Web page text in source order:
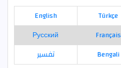
English
Türkçe
Русский
Français
تفسير
Bengali